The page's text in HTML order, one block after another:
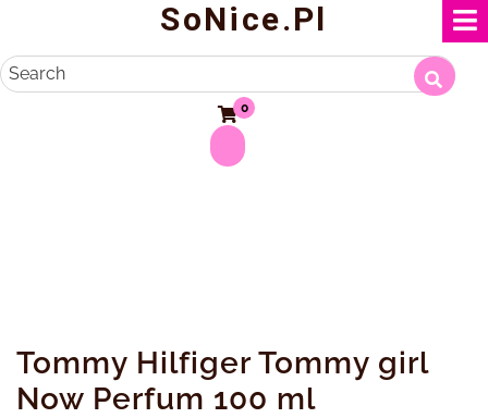
content
SoNice.pl
Search
0
Tommy Hilfiger Tommy girl
Now Perfum 100 ml